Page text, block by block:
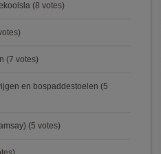
(8 votes)
(7 votes)
en bospaddestoelen (5
(5 votes)